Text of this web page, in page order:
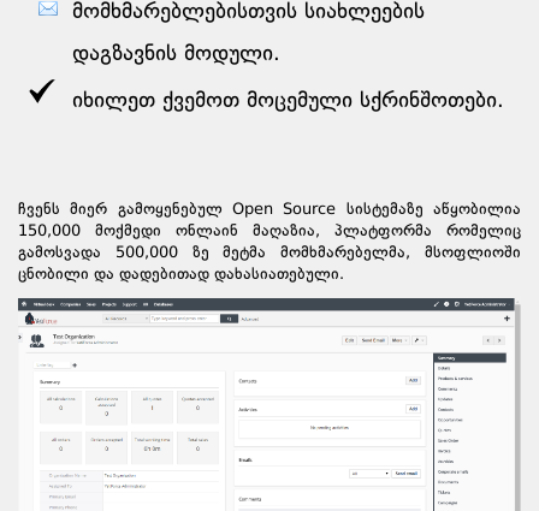
მომხმარებლებისთვის სიახლეების
დაგზავნის მოდული.
იხილეთ ქვემოთ მოცემული სქრინშოთები.
ჩვენს მიერ გამოყენებულ Open Source სისტემაზე აწყობილია
150,000 მოქმედი ონლაინ მაღაზია, პლატფორმა რომელიც
გამოსვადა 500,000 ზე მეტმა მომხმარებელმა, მსოფლიოში
ცნობილი და დადებითად დახასიათებული.